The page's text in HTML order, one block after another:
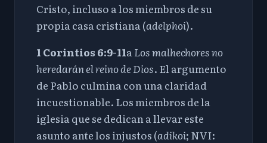
Cristo, incluso a los miembros de su
propia casa cristiana (adelphoi).
1 Corintios 6:9-11a Los malhechores no
heredarán el reino de Dios. El argumento
de Pablo culmina con una claridad
incuestionable. Los miembros de la
iglesia que se dedican a llevar este
asunto ante los injustos (adikoi; NVI: